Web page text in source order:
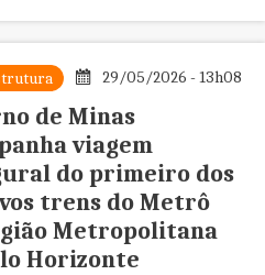
29/05/2026 - 13h08
de Minas
viagem
do primeiro dos
trens do Metrô
Metropolitana
Horizonte